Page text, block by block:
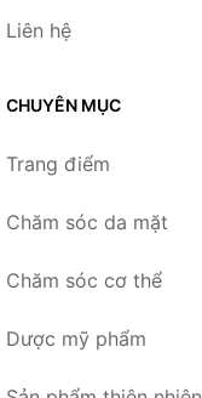
Liên hệ
CHUYÊN MỤC
Trang điểm
Chăm sóc da mặt
Chăm sóc cơ thể
Dược mỹ phẩm